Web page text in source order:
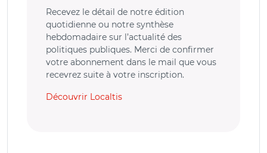
Recevez le détail de notre édition
quotidienne ou notre synthèse
hebdomadaire sur l’actualité des
politiques publiques. Merci de confirmer
votre abonnement dans le mail que vous
recevrez suite à votre inscription.
Découvrir Localtis